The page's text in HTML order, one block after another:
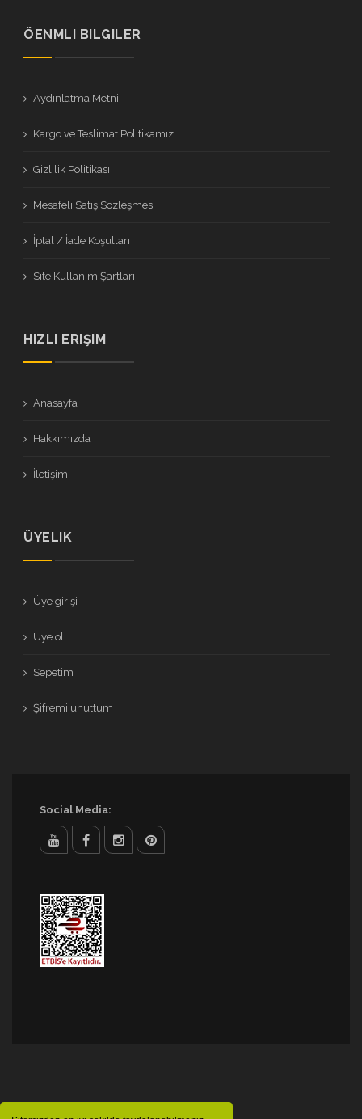
ÖENMLI BILGILER
Aydınlatma Metni
Kargo ve Teslimat Politikamız
Gizlilik Politikası
Mesafeli Satış Sözleşmesi
İptal / İade Koşulları
Site Kullanım Şartları
HIZLI ERIŞIM
Anasayfa
Hakkımızda
İletişim
ÜYELIK
Üye girişi
Üye ol
Sepetim
Şifremi unuttum
Social Media: